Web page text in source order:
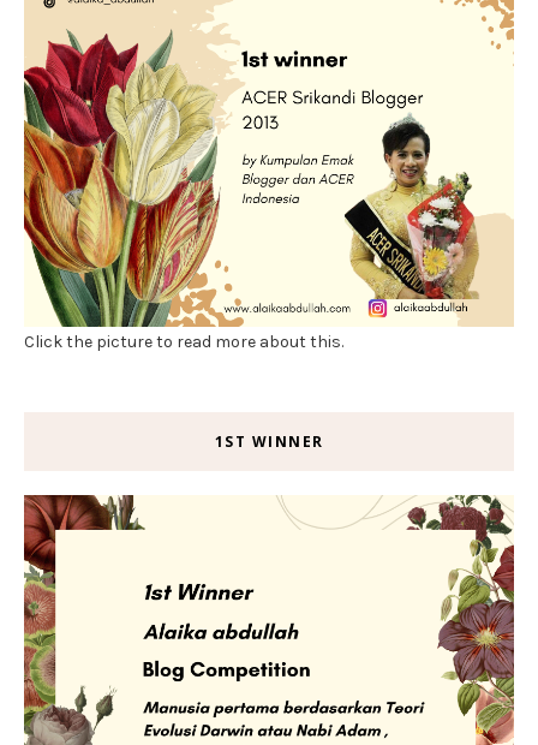
Click the picture to read more about this.
1ST WINNER